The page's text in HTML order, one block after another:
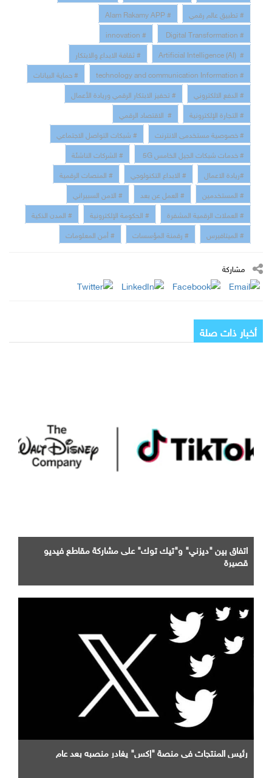
# تطبيق عالم رقمي
# Alam Rakamy APP
# Digital Transformation
# innovation
# Artificial Intelligence (AI)
# ثقافة الابداع والابتكار
# technology and communication Information
# حماية البيانات
# الدفع الالكتروني
# تحفيز الابتكار الرقمي وريادة الأعمال
# التجارة الإلكترونية
# الاقتصاد الرقمي
# خصوصية مستخدمى الانترنت
# شبكات التواصل الاجتماعي
# خدمات شبكات الجيل الخامس 5G
# الشركات الناشئة
#ريادة الاعمال
# الابداع التكنولوجي
# المنصات الرقمية
# المستخدمين
# العمل عن بعد
# الامن السبيراني
# العملات الرقمية المشفرة
# الحكومة الإلكترونية
# المدن الذكية
# الميتافيرس
# رقمنة المؤسسات # أمن المعلومات
مشاركة
أخبار ذات صلة
اتفاق بين "ديزني" و"تيك توك" على مشاركة مقاطع فيديو
قصيرة
رئيس المنتجات في منصة "إكس" يغادر منصبه بعد عام